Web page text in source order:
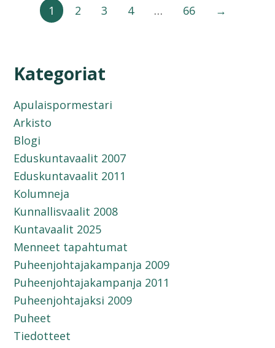
1 2 3 4 … 66 →
Kategoriat
Apulaispormestari
Arkisto
Blogi
Eduskuntavaalit 2007
Eduskuntavaalit 2011
Kolumneja
Kunnallisvaalit 2008
Kuntavaalit 2025
Menneet tapahtumat
Puheenjohtajakampanja 2009
Puheenjohtajakampanja 2011
Puheenjohtajaksi 2009
Puheet
Tiedotteet